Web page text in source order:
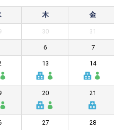
木 金
30 31
6 7
13 14
20 21
27 28